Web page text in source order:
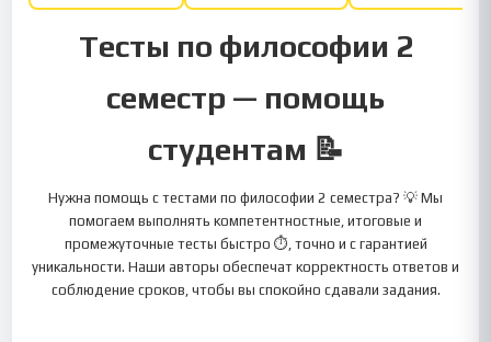
Тесты по философии 2
семестр — помощь
студентам 📝
Нужна помощь с тестами по философии 2 семестра? 💡 Мы
помогаем выполнять компетентностные, итоговые и
промежуточные тесты быстро ⏱, точно и с гарантией
уникальности. Наши авторы обеспечат корректность ответов и
соблюдение сроков, чтобы вы спокойно сдавали задания.